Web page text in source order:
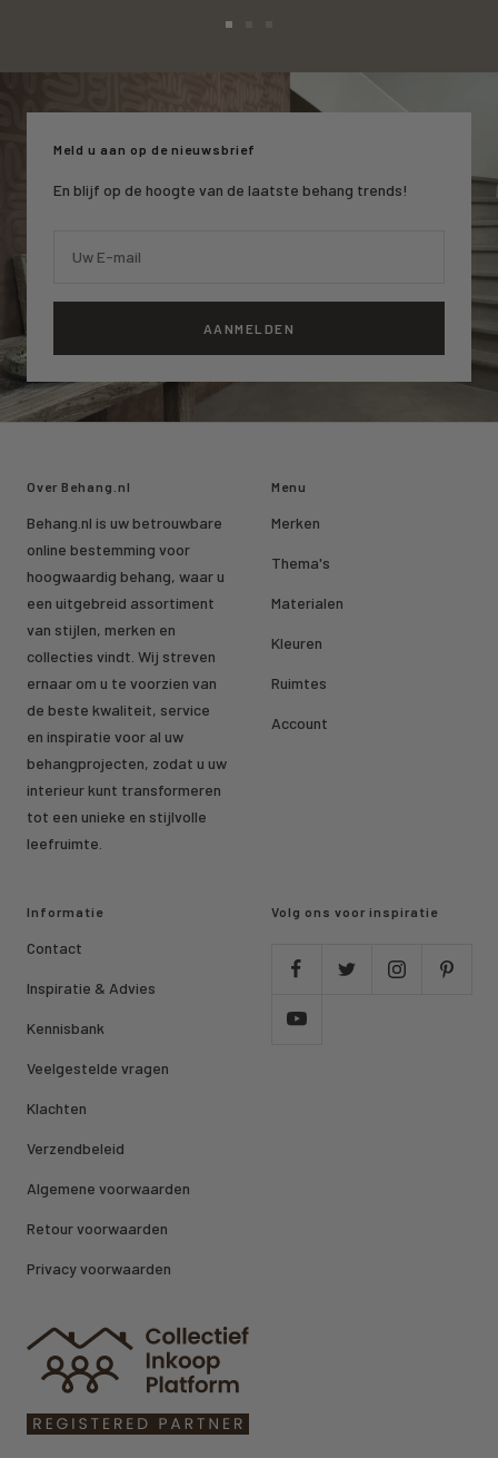
1
2
slide
3
Meld u aan op de nieuwsbrief
En blijf op de hoogte van de laatste behang trends!
Uw E-mail
AANMELDEN
Over Behang.nl
Behang.nl is uw betrouwbare
online bestemming voor
hoogwaardig behang, waar u
een uitgebreid assortiment
van stijlen, merken en
collecties vindt. Wij streven
ernaar om u te voorzien van
de beste kwaliteit, service
en inspiratie voor al uw
behangprojecten, zodat u uw
interieur kunt transformeren
tot een unieke en stijlvolle
leefruimte.
Menu
Merken
Thema's
Materialen
Kleuren
Ruimtes
Account
Informatie
Contact
Inspiratie & Advies
Kennisbank
Veelgestelde vragen
Klachten
Verzendbeleid
Algemene voorwaarden
Retour voorwaarden
Privacy voorwaarden
Volg ons voor inspiratie